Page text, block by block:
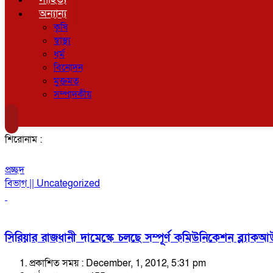
অন্যান্য
কৃষি
স্বাস্থ্য
ধর্ম
বিনোদন
মুক্তমত
সম্পাদকীয়
শিরোনাম :
প্রচ্ছদ
বিভাগ || Uncategorized
সিরিয়ার রাজধানী দামেস্কে চলছে সম্পূর্ণ কমিউনিকেশন
প্রকাশিত সময় : December, 1, 2012, 5:31 pm